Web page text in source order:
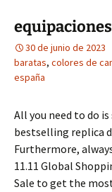
30 de junio de 2023
baratas, colores de
españa
All you need to do is
bestselling replica
Furthermore,
11.11 Global
Sale to get the